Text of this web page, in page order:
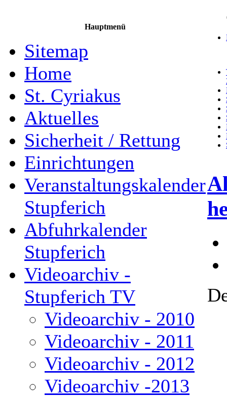
Hauptmenü
Sitemap
Home
St. Cyriakus
Aktuelles
Sicherheit / Rettung
Einrichtungen
Veranstaltungskalender
Stupferich
Abfuhrkalender
Stupferich
Videoarchiv -
Stupferich TV
Videoarchiv - 2010
Videoarchiv - 2011
Videoarchiv - 2012
Videoarchiv -2013